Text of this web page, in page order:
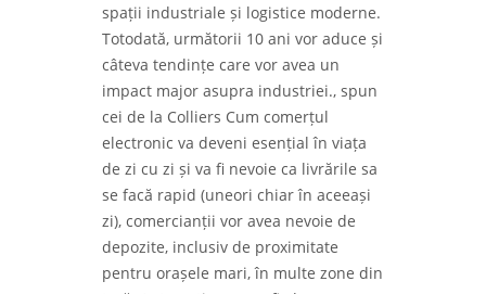
spații industriale și logistice moderne.
Totodată, următorii 10 ani vor aduce și
câteva tendințe care vor avea un
impact major asupra industriei., spun
cei de la Colliers Cum comerțul
electronic va deveni esențial în viața
de zi cu zi și va fi nevoie ca livrările sa
se facă rapid (uneori chiar în aceeași
zi), comercianții vor avea nevoie de
depozite, inclusiv de proximitate
pentru orașele mari, în multe zone din